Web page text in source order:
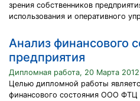
зрения собственников
использования и оперативного
Анализ финансового
предприятия
Дипломная работа, 20 Марта 2012
Целью дипломной работы
финансового состояния ООО